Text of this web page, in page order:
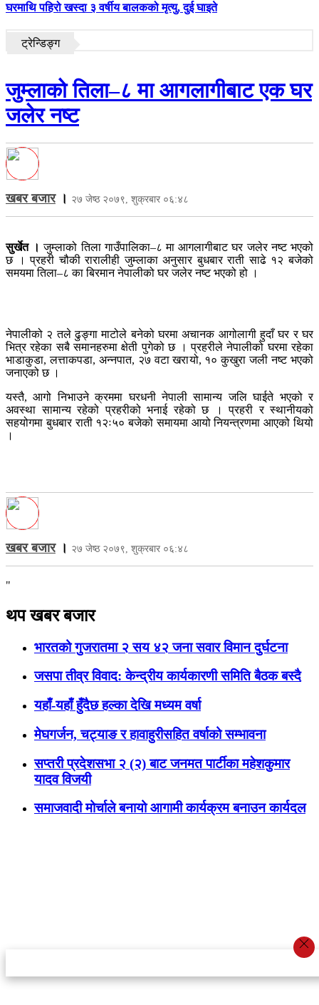
घरमाथि पहिरो खस्दा ३ वर्षीय बालकको मृत्यु, दुई घाइते
ट्रेन्डिङ्ग
जुम्लाको तिला–८ मा आगलागीबाट एक घर
जलेर नष्ट
खबर बजार। २७ जेष्ठ २०७९, शुक्रबार ०६:४८
सुर्खेत । जुम्लाको तिला गाउँपालिका–८ मा आगलागीबाट घर जलेर नष्ट भएको
छ । प्रहरी चौकी रारालीही जुम्लाका अनुसार बुधबार राती साढे १२ बजेको
समयमा तिला–८ का बिरमान नेपालीको घर जलेर नष्ट भएको हो ।
नेपालीको २ तले ढुङ्गा माटोले बनेको घरमा अचानक आगोलागी हुदाँ घर र घर
भित्र रहेका सबै समानहरुमा क्षेती पुगेको छ । प्रहरीले नेपालीको घरमा रहेका
भाडाकुडा, लत्ताकपडा, अन्नपात, २७ वटा खरायो, १० कुखुरा जली नष्ट भएको
जनाएको छ ।
यस्तै, आगो निभाउने क्रममा घरधनी नेपाली सामान्य जलि घाईते भएको र
अवस्था सामान्य रहेको प्रहरीको भनाई रहेको छ । प्रहरी र स्थानीयको
सहयोगमा बुधबार राती १२ः५० बजेको समायमा आयो नियन्त्रणमा आएको थियो
।
खबर बजार। २७ जेष्ठ २०७९, शुक्रबार ०६:४८
"
थप खबर बजार
भारतको गुजरातमा २ सय ४२ जना सवार विमान दुर्घटना
जसपा तीव्र विवाद: केन्द्रीय कार्यकारणी समिति बैठक बस्दै
यहाँ-यहाँ हुँदैछ हल्का देखि मध्यम वर्षा
मेघगर्जन, चट्याङ र हावाहुरीसहित वर्षाको सम्भावना
सप्तरी प्रदेशसभा २ (२) बाट जनमत पार्टीका महेशकुमार
यादव विजयी
समाजवादी मोर्चाले बनायो आगामी कार्यक्रम बनाउन कार्यदल